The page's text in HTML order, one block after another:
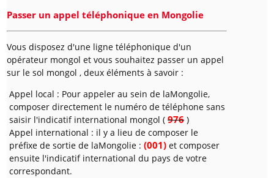
Passer un appel téléphonique en Mongolie
Vous disposez d'une ligne téléphonique d'un
opérateur mongol et vous souhaitez passer un appel
sur le sol mongol , deux éléments à savoir :
Appel local : Pour appeler au sein de laMongolie,
composer directement le numéro de téléphone sans
saisir l'indicatif international mongol (976)
Appel international : il y a lieu de composer le
préfixe de sortie de laMongolie :(001)et composer
ensuite l'indicatif international du pays de votre
correspondant.